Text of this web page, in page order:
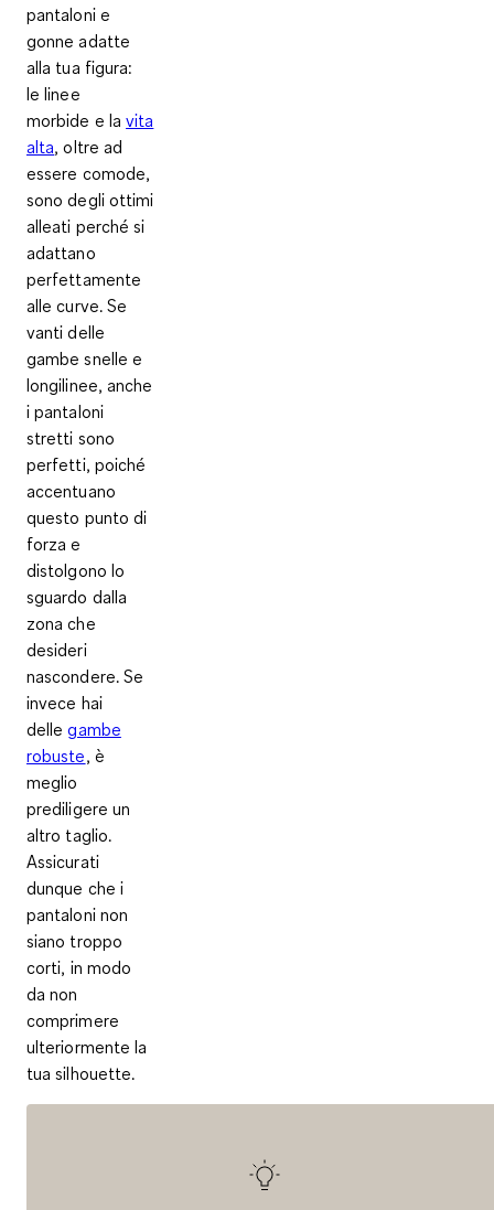
pantaloni e
gonne adatte
alla tua figura:
le linee
morbide e lavita
alta, oltre ad
essere comode,
sono degli ottimi
alleati perché si
adattano
perfettamente
alle curve. Se
vanti delle
gambe snelle e
longilinee, anche
i pantaloni
stretti sono
perfetti, poiché
accentuano
questo punto di
forza e
distolgono lo
sguardo dalla
zona che
desideri
nascondere. Se
invece hai
dellegambe
robuste, è
meglio
prediligere un
altro taglio.
Assicurati
dunque che i
pantaloni non
siano troppo
corti, in modo
da non
comprimere
ulteriormente la
tua silhouette.